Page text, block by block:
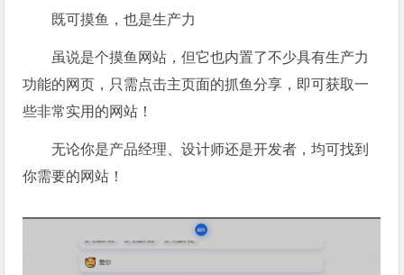
既可摸鱼，也是生产力
虽说是个摸鱼网站，但它也内置了不少具有生产力
功能的网页，只需点击主页面的抓鱼分享，即可获取一
些非常实用的网站！
无论你是产品经理、设计师还是开发者，均可找到
你需要的网站！